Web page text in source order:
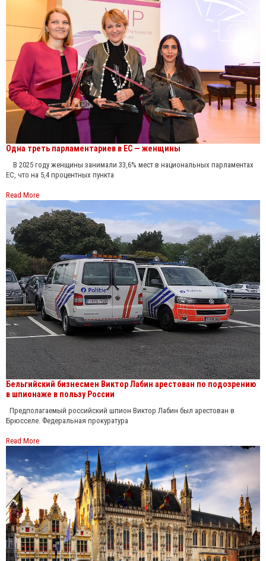
Одна треть парламентариев в ЕС — женщины
В 2025 году женщины занимали 33,6% мест в национальных парламентах
ЕС, что на 5,4 процентных пункта
Read More
Бельгийский бизнесмен Виктор Лабин арестован по подозрению
в шпионаже в пользу России
Предполагаемый российский шпион Виктор Лабин был арестован в
Брюсселе. Федеральная прокуратура
Read More